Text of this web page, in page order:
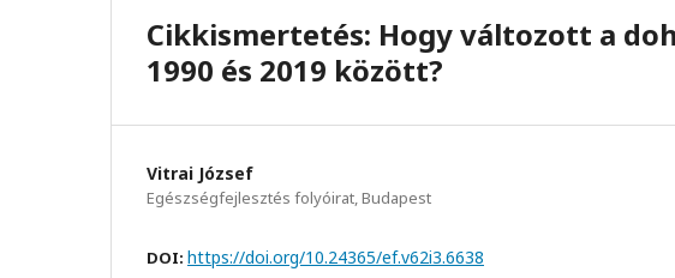
Cikkismertetés: Hogy változott a
1990 és 2019 között?
Vitrai József
Egészségfejlesztés folyóirat, Budapest
DOI: https://doi.org/10.24365/ef.v62i3.6638